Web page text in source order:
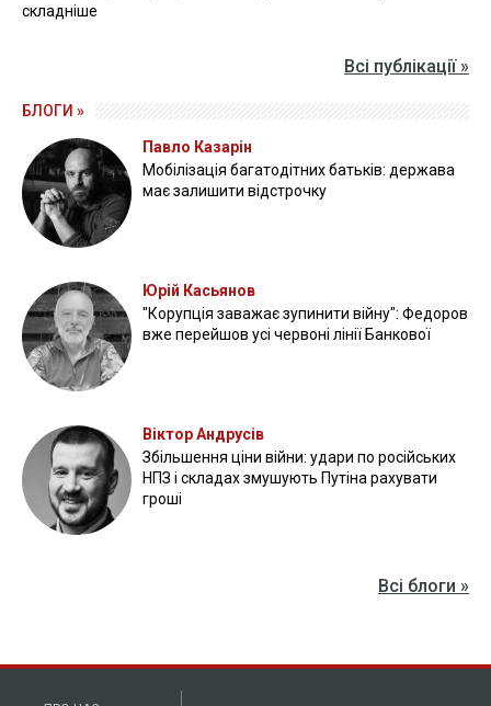
складніше
Всі публікації »
БЛОГИ »
Павло Казарін
Мобілізація багатодітних батьків: держава
має залишити відстрочку
Юрій Касьянов
"Корупція заважає зупинити війну": Федоров
вже перейшов усі червоні лінії Банкової
Віктор Андрусів
Збільшення ціни війни: удари по російських
НПЗ і складах змушують Путіна рахувати
гроші
Всі блоги »